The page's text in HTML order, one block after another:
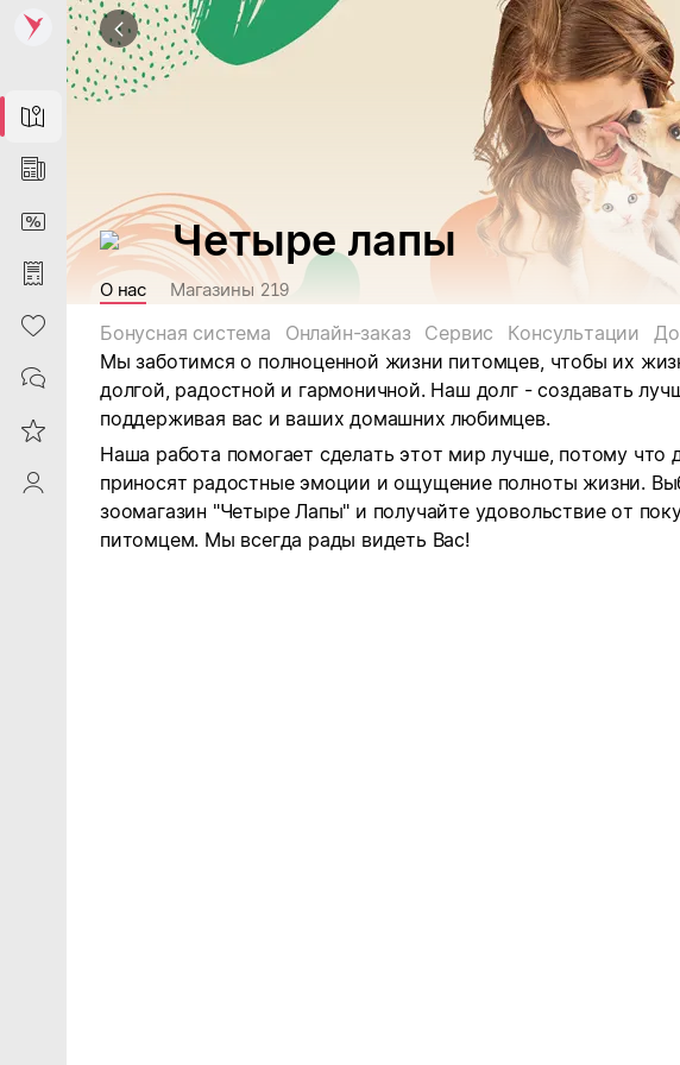
Map
News
DiscountCard
Purchases
Heart
Contacts
Reviews
ProfileSaby
Четыре лапы
О нас Магазины 219
Бонусная система Онлайн-заказ Сервис Консультации
Мы заботимся о полноценной жизни питомцев, чтобы их
долгой, радостной и гармоничной. Наш долг - создавать
поддерживая вас и ваших домашних любимцев.
Наша работа помогает сделать этот мир лучше, потому
приносят радостные эмоции и ощущение полноты жизни.
зоомагазин "Четыре Лапы" и получайте удовольствие от
питомцем. Мы всегда рады видеть Вас!